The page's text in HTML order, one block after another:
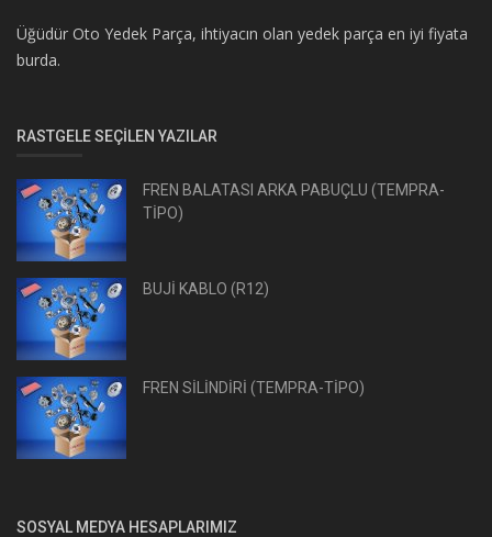
Üğüdür Oto Yedek Parça, ihtiyacın olan yedek parça en iyi fiyata
burda.
RASTGELE SEÇILEN YAZILAR
FREN BALATASI ARKA PABUÇLU (TEMPRA-
TİPO)
BUJİ KABLO (R12)
FREN SİLİNDİRİ (TEMPRA-TİPO)
SOSYAL MEDYA HESAPLARIMIZ